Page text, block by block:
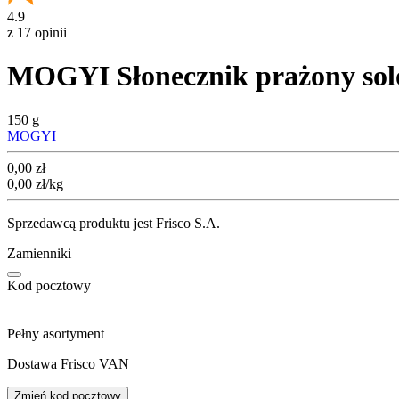
4.9
z 17 opinii
MOGYI Słonecznik prażony
150 g
MOGYI
Cena
0,00 zł
0,00 zł/kg
Sprzedawcą produktu jest Frisco S.A.
Zamienniki
Kod pocztowy
Pełny asortyment
Dostawa Frisco VAN
Zmień kod pocztowy